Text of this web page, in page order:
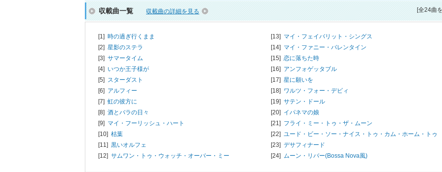
収載曲一覧 収載曲の詳細を見る [全24曲
[1] 時の過ぎ行くまま
[2] 星影のステラ
[3] サマータイム
[4] いつか王子様が
[5] スターダスト
[6] アルフィー
[7] 虹の彼方に
[8] 酒とバラの日々
[9] マイ・フーリッシュ・ハート
[10] 枯葉
[11] 黒いオルフェ
[12] サムワン・トゥ・ウォッチ・オーバー・ミー
[13] マイ・フェイバリット・シングス
[14] マイ・ファニー・バレンタイン
[15] 恋に落ちた時
[16] アンフォゲッタブル
[17] 星に願いを
[18] ワルツ・フォー・デビィ
[19] サテン・ドール
[20] イパネマの娘
[21] フライ・ミー・トゥ・ザ・ムーン
[22] ユード・ビー・ソー・ナイス・トゥ・カム・ホーム・トゥ
[23] デサフィナード
[24] ムーン・リバー(Bossa Nova風)